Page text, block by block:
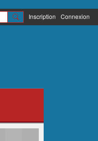
Inscription Connexion